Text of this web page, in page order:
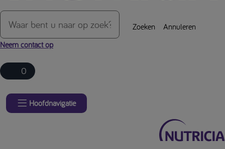
Zoeken
Annuleren
Neem contact op
0
Hoofdnavigatie